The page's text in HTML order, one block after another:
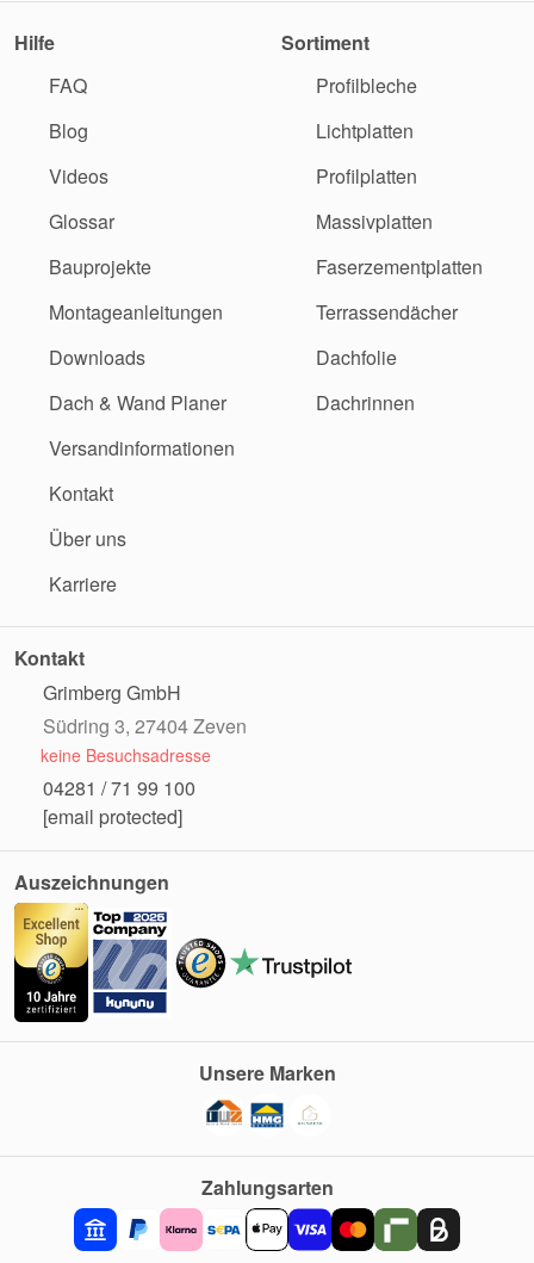
Hilfe
FAQ
Blog
Videos
Glossar
Bauprojekte
Montageanleitungen
Downloads
Dach & Wand Planer
Versandinformationen
Kontakt
Über uns
Karriere
Sortiment
Profilbleche
Lichtplatten
Profilplatten
Massivplatten
Faserzementplatten
Terrassendächer
Dachfolie
Dachrinnen
Kontakt
Grimberg GmbH
Südring 3, 27404 Zeven
keine Besuchsadresse
04281 / 71 99 100
[email protected]
Auszeichnungen
Zahlungsarten
Unsere Marken